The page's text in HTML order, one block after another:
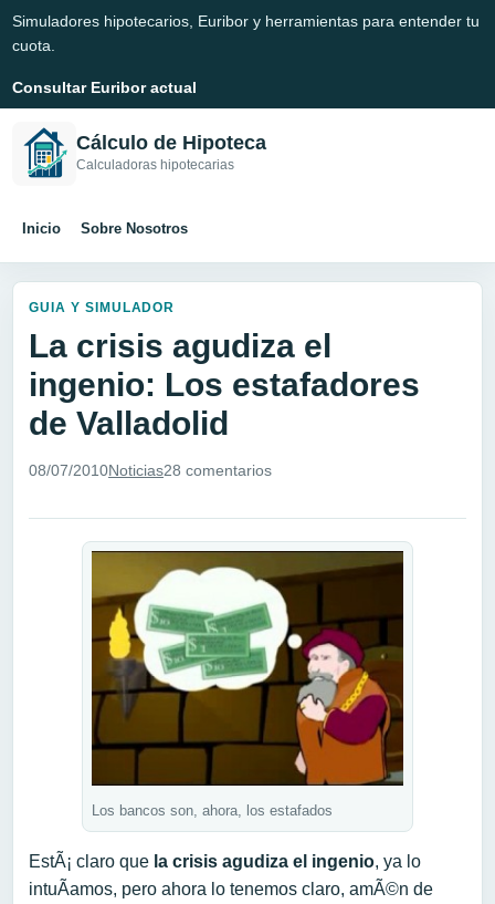
Simuladores hipotecarios, Euribor y herramientas para entender tu
cuota.
Consultar Euribor actual
Cálculo de Hipoteca
Calculadoras hipotecarias
Inicio Sobre Nosotros
GUIA Y SIMULADOR
La crisis agudiza el
ingenio: Los estafadores
de Valladolid
08/07/2010Noticias28 comentarios
Los bancos son, ahora, los estafados
EstÃ¡ claro que la crisis agudiza el ingenio, ya lo
intuÃ­amos, pero ahora lo tenemos claro, amÃ©n de